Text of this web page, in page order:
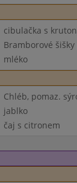
cibulačka s
Bramborové
mléko
Chléb, pomaz.
jablko
čaj s citronem